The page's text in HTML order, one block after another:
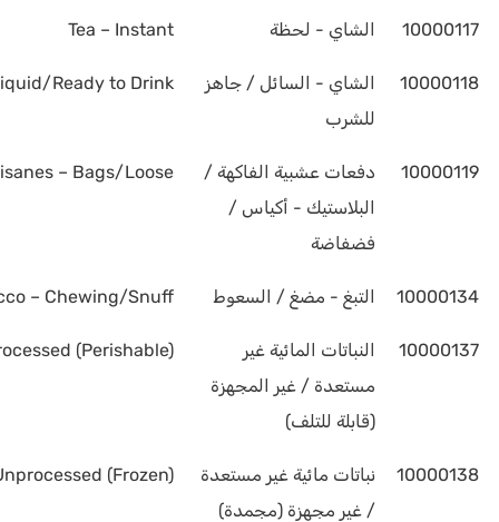
10000117 الشاي - لحظة Tea – Instant
10000118
الشاي - السائل / جاهز
للشرب
Ready to Drink
10000119
دفعات عشبية الفاكهة /
البلاستيك - أكياس /
فضفاضة
– Bags/Loose
10000134 التبغ - مضغ / السعوط – Chewing/Snuff
10000137
النباتات المائية غير
مستعدة / غير المجهزة
(قابلة للتلف)
(Perishable)
10000138
نباتات مائية غير مستعدة
/ غير مجهزة (مجمدة)
(Frozen)